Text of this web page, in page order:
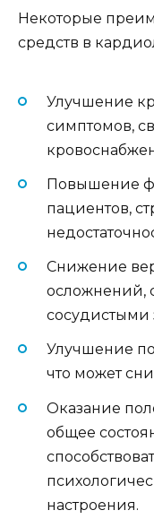
Некоторые
средств в
Улучшение
симптомов,
Повышение
пациентов,
Снижение
осложнений,
сосудистыми
Улучшение
что может
Оказание
общее
настроения.